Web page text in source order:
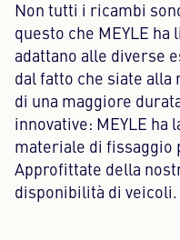
Non tutti i ricambi
questo che MEYLE
adattano alle diverse
dal fatto che siate alla
di una maggiore
innovative: MEYLE ha
materiale di fissaggio
Approfittate della
disponibilità di veicoli.